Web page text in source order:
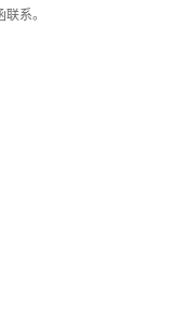
系。